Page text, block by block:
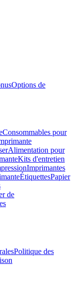
Options de
Consommables pour
Alimentation pour
Kits d'entretien
Imprimantes
ÉtiquettesPapier
de
Politique des